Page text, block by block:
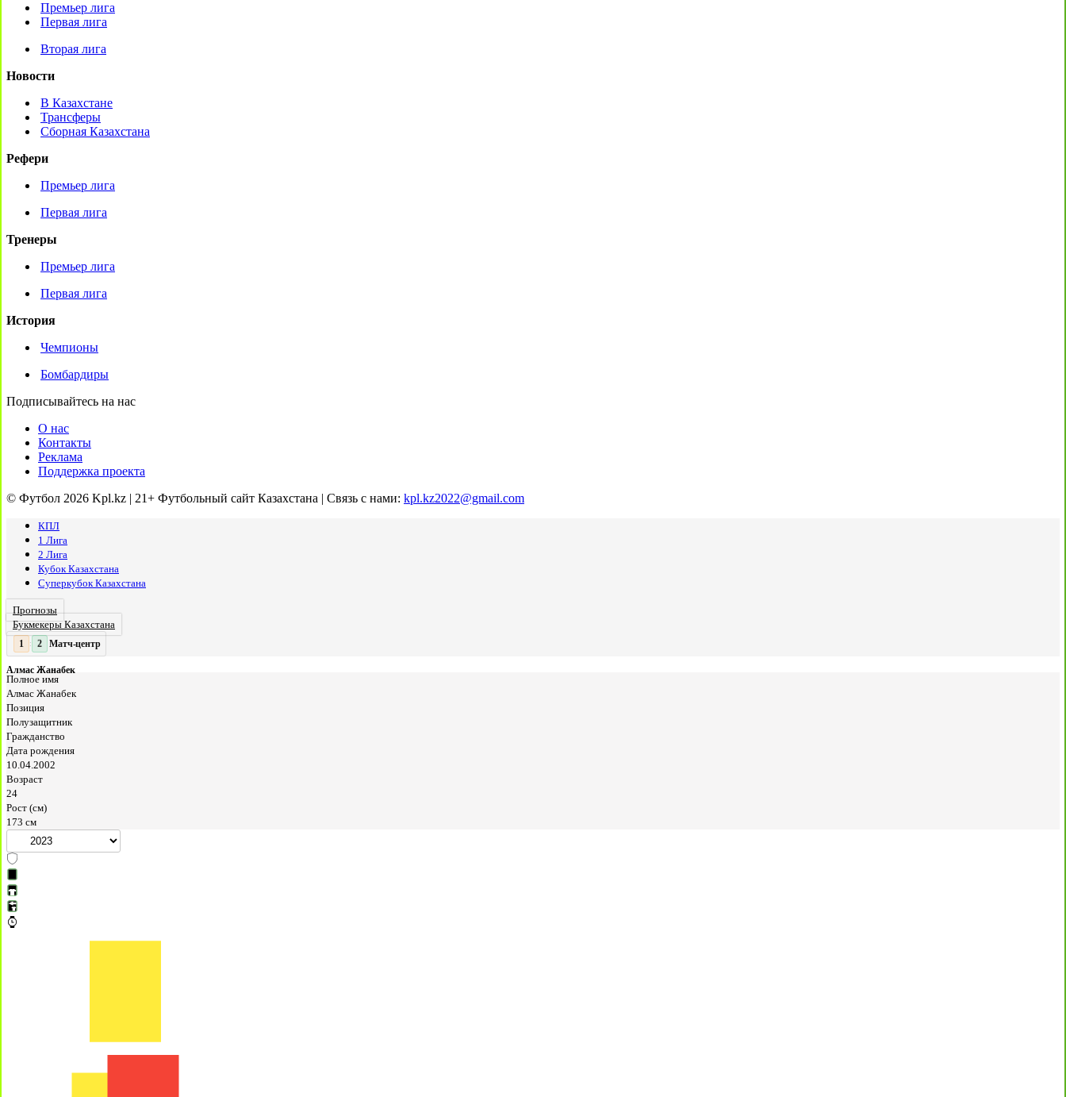
Премьер лига
Первая лига
Вторая лига
Новости
В Казахстане
Трансферы
Сборная Казахстана
Рефери
Премьер лига
Первая лига
Тренеры
Премьер лига
Первая лига
История
Чемпионы
Бомбардиры
Подписывайтесь на нас
О нас
Контакты
Реклама
Поддержка проекта
© Футбол 2026 Kpl.kz | 21+ Футбольный сайт Казахстана | Связь с нами: kpl.kz2022@gmail.com
КПЛ
1 Лига
2 Лига
Кубок Казахстана
Суперкубок Казахстана
Прогнозы
Букмекеры Казахстана
2 : 2 Матч-центр
Алмас Жанабек
Полное имя
Алмас Жанабек
Позиция
Полузащитник
Гражданство
Дата рождения
10.04.2002
Возраст
24
Рост (см)
173 см